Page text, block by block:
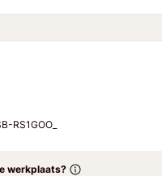
RS1GOO_
werkplaats?